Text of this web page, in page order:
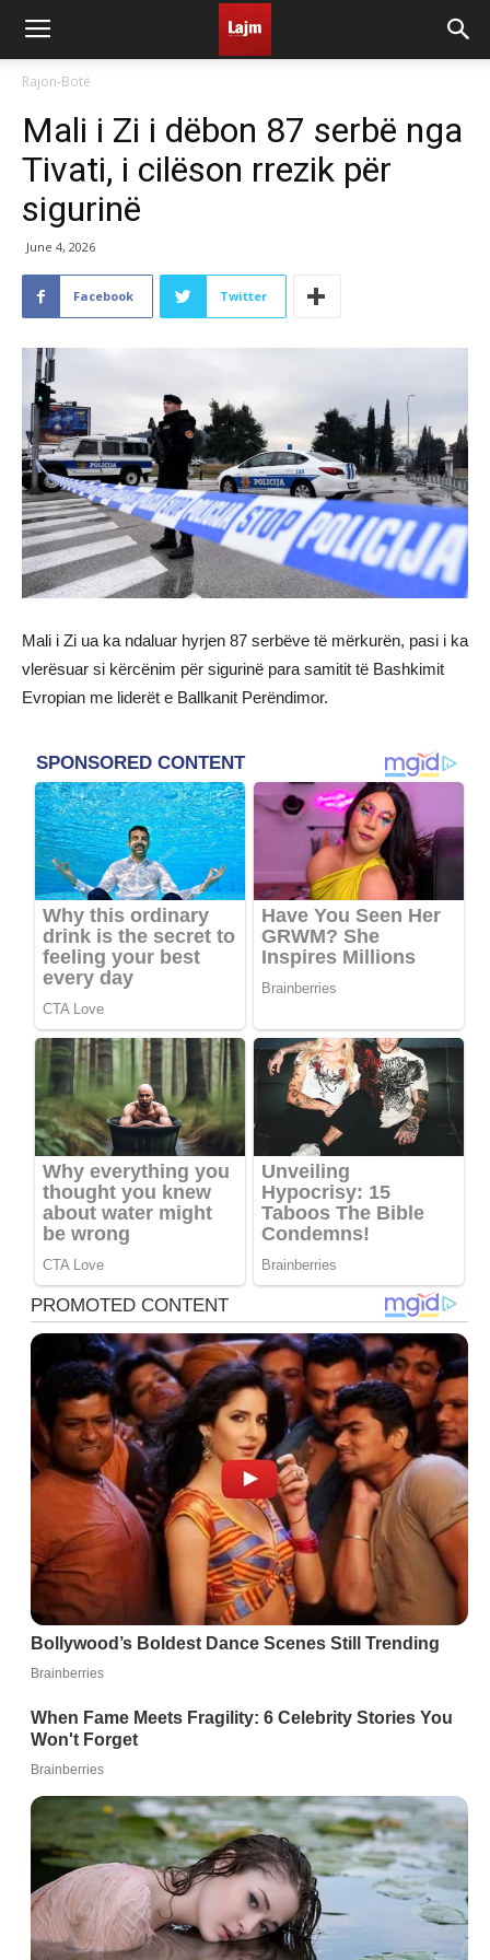
Rajon-Botë
Mali i Zi i dëbon 87 serbë nga
Tivati, i cilëson rrezik për
sigurinë
June 4, 2026
Facebook Twitter
Mali i Zi ua ka ndaluar hyrjen 87 serbëve të mërkurën, pasi i ka
vlerësuar si kërcënim për sigurinë para samitit të Bashkimit
Evropian me liderët e Ballkanit Perëndimor.